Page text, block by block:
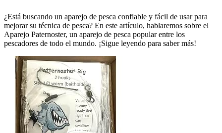
¿Está buscando un aparejo de pesca confiable y fácil de usar para
mejorar su técnica de pesca? En este artículo, hablaremos sobre el
Aparejo Paternoster, un aparejo de pesca popular entre los
pescadores de todo el mundo. ¡Sigue leyendo para saber más!